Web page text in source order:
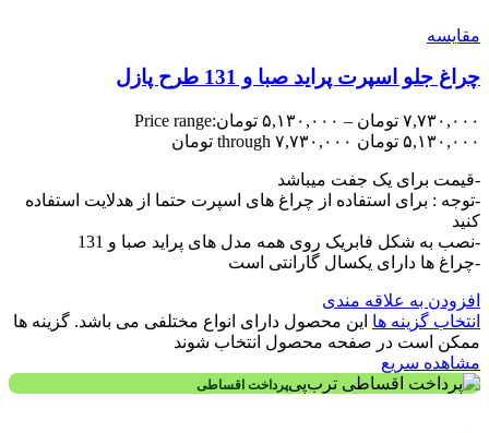
مقایسه
چراغ جلو اسپرت پراید صبا و 131 طرح پازل
۷,۷۳۰,۰۰۰ تومان – ۵,۱۳۰,۰۰۰ تومانPrice range:
۵,۱۳۰,۰۰۰ تومان through ۷,۷۳۰,۰۰۰ تومان
-قیمت برای یک جفت میباشد
-توجه : برای استفاده از چراغ های اسپرت حتما از هدلایت استفاده
کنید
-نصب به شکل فابریک روی همه مدل های پراید صبا و 131
-چراغ ها دارای یکسال گارانتی است
افزودن به علاقه مندی
انتخاب گزینه ها این محصول دارای انواع مختلفی می باشد. گزینه ها
ممکن است در صفحه محصول انتخاب شوند
مشاهده سریع
پرداخت اقساطی